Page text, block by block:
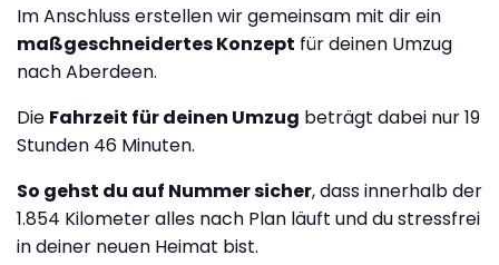
Im Anschluss erstellen wir gemeinsam mit dir ein
maßgeschneidertes Konzept für deinen Umzug
nach Aberdeen.
Die Fahrzeit für deinen Umzug beträgt dabei nur 19
Stunden 46 Minuten.
So gehst du auf Nummer sicher, dass innerhalb der
1.854 Kilometer alles nach Plan läuft und du stressfrei
in deiner neuen Heimat bist.